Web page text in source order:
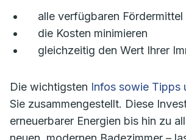
alle verfügbaren
die Kosten minimieren
gleichzeitig den Wert Ihrer
Die wichtigsten Infos sowie Tipps
Sie zusammengestellt. Diese
erneuerbarer Energien bis hin zu